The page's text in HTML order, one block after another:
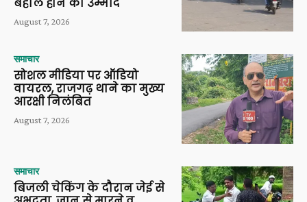
August 7, 2026
समाचार
सोशल मीडिया पर ऑडियो
वायरल, राजगढ़ थाने का मुख्य
आरक्षी निलंबित
August 7, 2026
समाचार
बिजली चेकिंग के दौरान जेई से